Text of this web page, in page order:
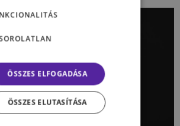
ÖSSZES ELFOGADÁSA
ÖSSZES ELUTASÍTÁSA